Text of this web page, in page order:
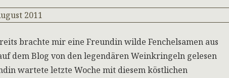
2011
brachte mir eine Freundin wilde Fenchelsamen aus
dem Blog von den legendären Weinkringeln gelesen
wartete letzte Woche mit diesem köstlichen